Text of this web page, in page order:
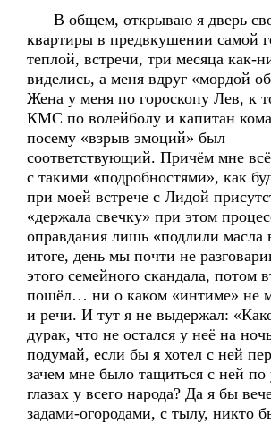
В общем, открываю я дверь
квартиры в предвкушении самой
теплой, встречи, три месяца как-
виделись, а меня вдруг «мордой
Жена у меня по гороскопу Лев, к
КМС по волейболу и капитан
посему «взрыв эмоций» был
соответствующий. Причём мне
с такими «подробностями», как
при моей встрече с Лидой
«держала свечку» при этом
оправдания лишь «подлили
итоге, день мы почти не
этого семейного скандала, потом
пошёл… ни о каком «интиме» не
и речи. И тут я не выдержал:
дурак, что не остался у неё на
подумай, если бы я хотел с ней
зачем мне было тащиться с ней по
глазах у всего народа? Да я бы
задами-огородами, с тылу, никто